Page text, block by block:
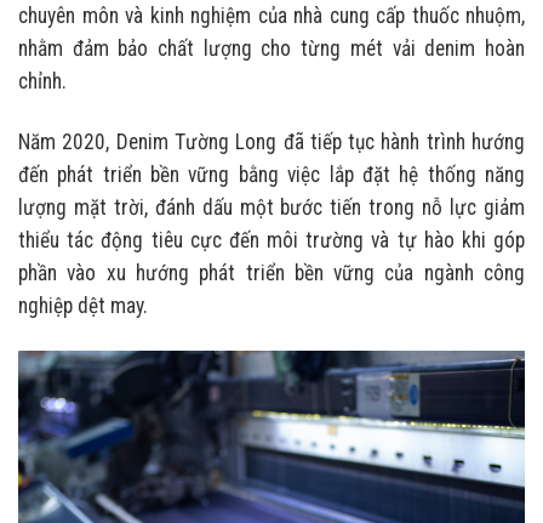
chuyên môn và kinh nghiệm của nhà cung cấp thuốc nhuộm,
nhằm đảm bảo chất lượng cho từng mét vải denim hoàn
chỉnh.
Năm 2020, Denim Tường Long đã tiếp tục hành trình hướng
đến phát triển bền vững bằng việc lắp đặt hệ thống năng
lượng mặt trời, đánh dấu một bước tiến trong nỗ lực giảm
thiểu tác động tiêu cực đến môi trường và tự hào khi góp
phần vào xu hướng phát triển bền vững của ngành công
nghiệp dệt may.